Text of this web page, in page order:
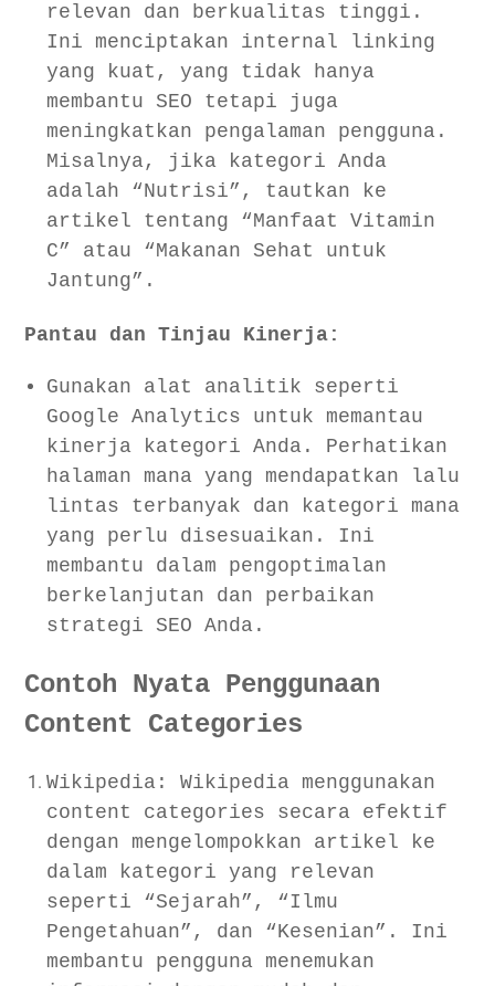
relevan dan berkualitas tinggi.
Ini menciptakan internal linking
yang kuat, yang tidak hanya
membantu SEO tetapi juga
meningkatkan pengalaman pengguna.
Misalnya, jika kategori Anda
adalah “Nutrisi”, tautkan ke
artikel tentang “Manfaat Vitamin
C” atau “Makanan Sehat untuk
Jantung”.
Pantau dan Tinjau Kinerja:
Gunakan alat analitik seperti
Google Analytics untuk memantau
kinerja kategori Anda. Perhatikan
halaman mana yang mendapatkan lalu
lintas terbanyak dan kategori mana
yang perlu disesuaikan. Ini
membantu dalam pengoptimalan
berkelanjutan dan perbaikan
strategi SEO Anda.
Contoh Nyata Penggunaan
Content Categories
Wikipedia: Wikipedia menggunakan
content categories secara efektif
dengan mengelompokkan artikel ke
dalam kategori yang relevan
seperti “Sejarah”, “Ilmu
Pengetahuan”, dan “Kesenian”. Ini
membantu pengguna menemukan